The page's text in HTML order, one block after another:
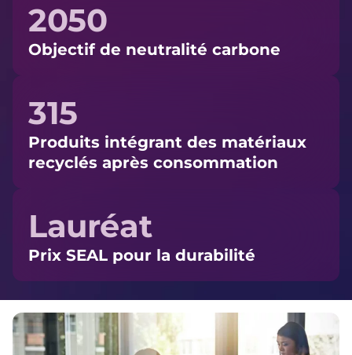
2050
Objectif de neutralité carbone
315
Produits intégrant des matériaux
recyclés après consommation
Lauréat
Prix SEAL pour la durabilité